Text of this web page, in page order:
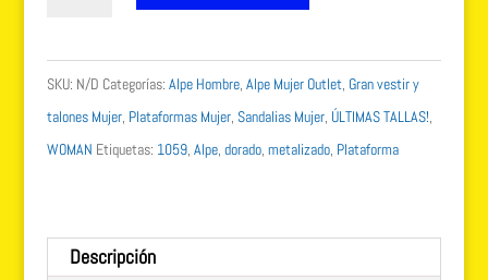
DESCUENTO!
cantidad
SKU: N/D Categorías: Alpe Hombre, Alpe Mujer Outlet, Gran vestir y
talones Mujer, Plataformas Mujer, Sandalias Mujer, ÚLTIMAS TALLAS!,
WOMAN Etiquetas: 1059, Alpe, dorado, metalizado, Plataforma
Descripción